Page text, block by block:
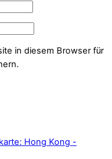
in diesem Browser für